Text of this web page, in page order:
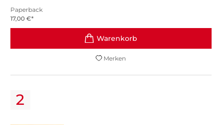
Paperback
17,00 €*
Merken